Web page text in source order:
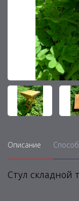
Описание
Стул складной